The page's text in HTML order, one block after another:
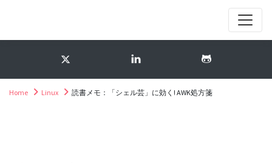
Home Linux 読書メモ：「シェル芸」に効く! AWK処方箋